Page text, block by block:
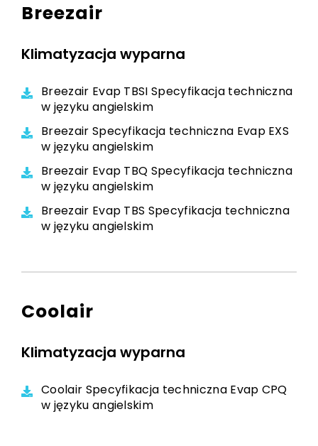
Breezair
Klimatyzacja wyparna
Breezair Evap TBSI Specyfikacja techniczna
w języku angielskim
Breezair Specyfikacja techniczna Evap EXS
w języku angielskim
Breezair Evap TBQ Specyfikacja techniczna
w języku angielskim
Breezair Evap TBS Specyfikacja techniczna
w języku angielskim
Coolair
Klimatyzacja wyparna
Coolair Specyfikacja techniczna Evap CPQ
w języku angielskim